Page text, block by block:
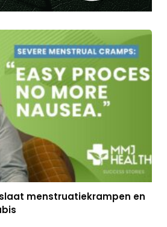
menstruatiekrampen en